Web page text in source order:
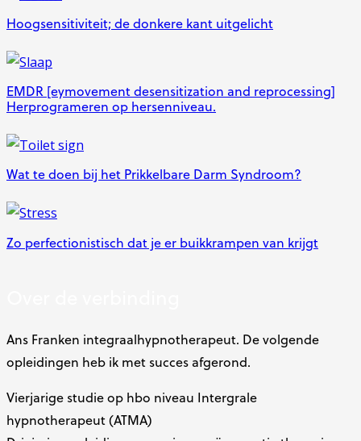
Hoogsensitiviteit; de donkere kant uitgelicht
EMDR [eymovement desensitization and reprocessing]
Herprogrameren op hersenniveau.
Wat te doen bij het Prikkelbare Darm Syndroom?
Zo perfectionistisch dat je er buikkrampen van krijgt
Ans Franken integraalhypnotherapeut. De volgende
opleidingen heb ik met succes afgerond.
Vierjarige studie op hbo niveau Intergrale
hypnotherapeut (ATMA)